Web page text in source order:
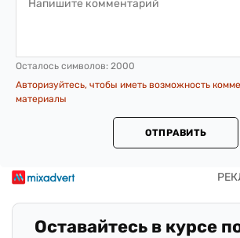
Осталось символов: 2000
Авторизуйтесь, чтобы иметь возможность
материалы
ОТПРАВИТЬ
Оставайтесь в курсе